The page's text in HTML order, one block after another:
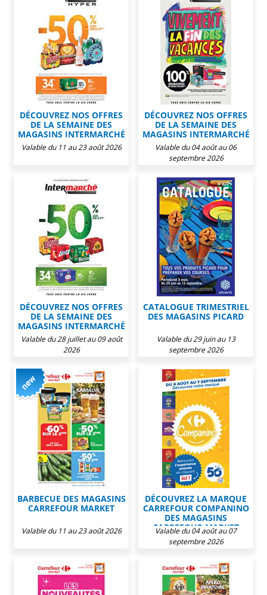
DÉCOUVREZ NOS OFFRES
DE LA SEMAINE DES
MAGASINS INTERMARCHÉ
Valable du 11 au 23 août 2026
DÉCOUVREZ NOS OFFRES
DE LA SEMAINE DES
MAGASINS INTERMARCHÉ
Valable du 04 août au 06
septembre 2026
DÉCOUVREZ NOS OFFRES
DE LA SEMAINE DES
MAGASINS INTERMARCHÉ
Valable du 28 juillet au 09 août
2026
CATALOGUE TRIMESTRIEL
DES MAGASINS PICARD
Valable du 29 juin au 13
septembre 2026
BARBECUE DES MAGASINS
CARREFOUR MARKET
Valable du 11 au 23 août 2026
DÉCOUVREZ LA MARQUE
CARREFOUR COMPANINO
DES MAGASINS
CARREFOUR MARKET
Valable du 04 août au 07
septembre 2026